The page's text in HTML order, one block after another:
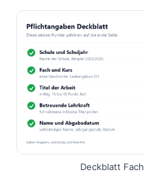
Deckblatt